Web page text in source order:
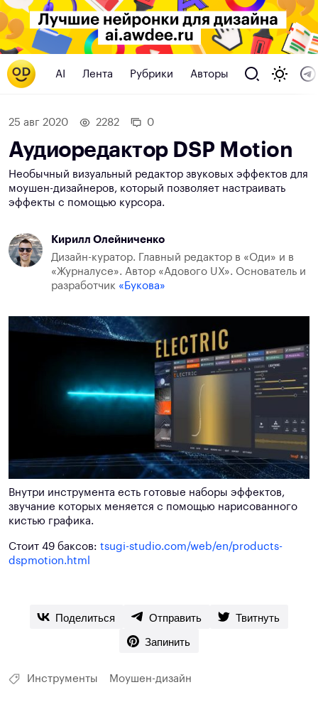
AI Лента Рубрики Авторы
25 авг 2020 2282 0
Аудиоредактор DSP Motion
Необычный визуальный редактор звуковых эффектов для
моушен-дизайнеров, который позволяет настраивать
эффекты с помощью курсора.
Кирилл Олейниченко
Дизайн-куратор. Главный редактор в «Оди» и в
«Журналусе». Автор «Адового UX». Основатель и
разработчик «Букова»
Внутри инструмента есть готовые наборы эффектов,
звучание которых меняется с помощью нарисованного
кистью графика.
Стоит 49 баксов: tsugi-studio.com/web/en/products-
dspmotion.html
Поделиться Отправить
Твитнуть
Запинить
Инструменты Моушен-дизайн